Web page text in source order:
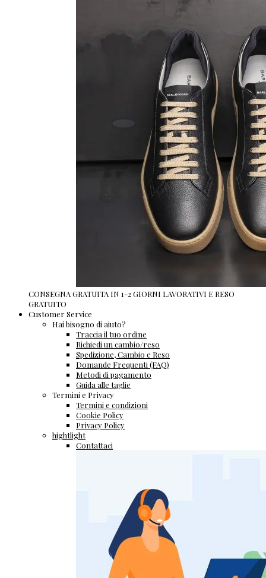
CONSEGNA GRATUITA IN 1-2 GIORNI LAVORATIVI E RESO
GRATUITO
Customer Service
Hai bisogno di aiuto?
Traccia il tuo ordine
Richiedi un cambio/reso
Spedizione, Cambio e Reso
Domande Frequenti (FAQ)
Metodi di pagamento
Guida alle taglie
Termini e Privacy
Termini e condizioni
Cookie Policy
Privacy Policy
hightlight
Contattaci